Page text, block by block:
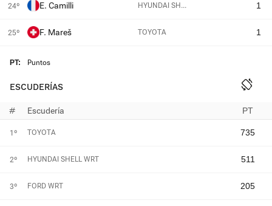
24º E. Camilli HYUNDAI SH... 1
25º F. Mareš TOYOTA 1
PT: Puntos
ESCUDERÍAS
# Escudería PT
1º TOYOTA 735
2º HYUNDAI SHELL WRT 511
3º FORD WRT 205